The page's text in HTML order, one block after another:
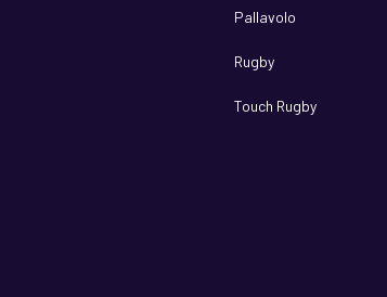
Pallavolo
Rugby
Touch Rugby